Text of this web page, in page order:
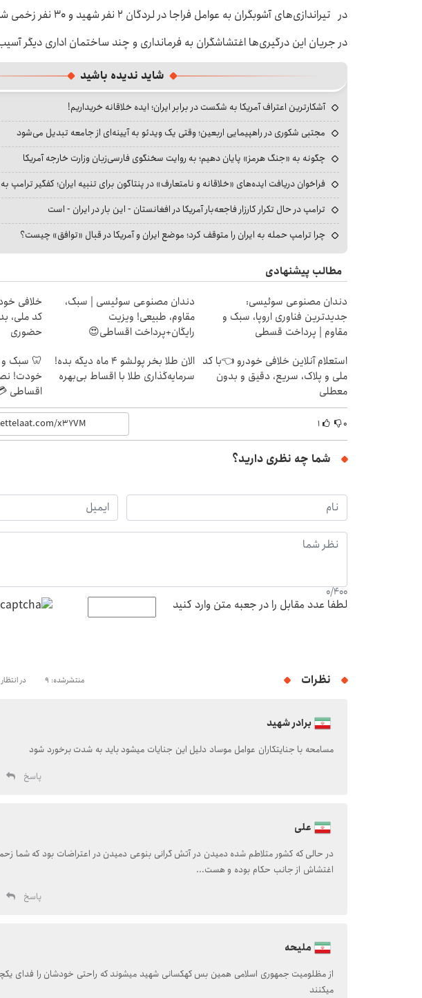
در تیراندازی‌های آشوبگران به عوامل فراجا در لردگان ۲ نفر شهید و ۳۰ نفر زخمی شدند.
در جریان این درگیری‌ها اغتشاشگران به فرمانداری و چند ساختمان اداری دیگر
شاید ندیده باشید
آشکارترین اعتراف آمریکا به شکست در برابر ایران؛ ایده خلاقانه خریداریم!
مجتبی شکوری در راهپیمایی اربعین؛ وقتی یک ویدئو به آیینه‌ای از جامعه تبدیل می‌شود
چگونه به «جنگ هرمز» پایان دهیم؛ به روایت سخنگوی فارسی‌زبان وزارت خارجه آمریکا
فراخوان دریافت ایده‌های «خلاقانه و نامتعارف» در پنتاگون برای تنبیه ایران؛ کفگیر ترامپ
ترامپ در حال تکرار کارزار فاجعه‌بار آمریکا در افغانستان - این بار در ایران - است
چرا ترامپ حمله به ایران را متوقف کرد؛ موضع ایران و آمریکا در قبال «توافق» چیست؟
مطالب پیشنهادی
دندان مصنوعی سوئیسی:
جدیدترین فناوری اروپا، سبک و
مقاوم | پرداخت قسطی
دندان مصنوعی سوئیسی | سبک،
مقاوم، طبیعی! ویزیت
رایگان+پرداخت اقساطی😍
خلافی
کد ملی،
حضوری
استعلام آنلاین خلافی خودرو 👈با کد
ملی و پلاک، سریع، دقیق و بدون
معطلی
الان طلا بخر پولشو 4 ماه دیگه بده!
سرمایه‌گذاری طلا با اقساط بی‌بهره
🦷 سبک و
خودت!
اقساطی
۰ ۱
شما چه نظری دارید؟
0/400
لطفا عدد مقابل را در جعبه متن وارد کنید
نظرات منتشرشده: 9 در
برادر شهید
مسامحه با جنایتکاران عوامل موساد دلیل این جنایات میشود باید به شدت برخورد شود
پاسخ
علی
در حالی که کشور متلاطم شده دمیدن در آتش گرانی بنوعی دمیدن در اعتراضات بود که شما
اغتشاش از جانب حکام بوده و هست...
پاسخ
ملیحه
از مظلومیت جمهوری اسلامی همین بس کهکسانی شهید میشوند که راحتی خودشان را فدای
میکنند